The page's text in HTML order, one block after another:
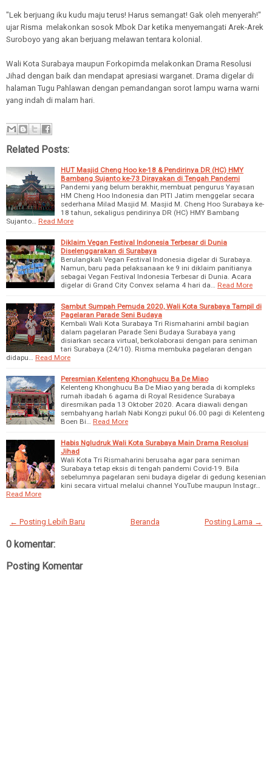
"Lek berjuang iku kudu maju terus! Harus semangat! Gak oleh menyerah!"
ujar Risma melakonkan sosok Mbok Dar ketika menyemangati Arek-Arek
Suroboyo yang akan berjuang melawan tentara kolonial.
Wali Kota Surabaya maupun Forkopimda melakonkan Drama Resolusi
Jihad dengan baik dan mendapat apresiasi warganet. Drama digelar di
halaman Tugu Pahlawan dengan pemandangan sorot lampu warna warni
yang indah di malam hari.
Related Posts:
HUT Masjid Cheng Hoo ke-18 & Pendirinya DR (HC) HMY
Bambang Sujanto ke-73 Dirayakan di Tengah Pandemi
Pandemi yang belum berakhir, membuat pengurus Yayasan
HM Cheng Hoo Indonesia dan PITI Jatim menggelar secara
sederhana Milad Masjid M. Masjid M. Cheng Hoo Surabaya ke-
18 tahun, sekaligus pendirinya DR (HC) HMY Bambang
Sujanto…
Read More
Diklaim Vegan Festival Indonesia Terbesar di Dunia
Diselenggarakan di Surabaya
Berulangkali Vegan Festival Indonesia digelar di Surabaya.
Namun, baru pada pelaksanaan ke 9 ini diklaim panitianya
sebagai Vegan Festival Indonesia Terbesar di Dunia. Acara
digelar di Grand City Convex selama 4 hari da…
Read More
Sambut Sumpah Pemuda 2020, Wali Kota Surabaya Tampil di
Pagelaran Parade Seni Budaya
Kembali Wali Kota Surabaya Tri Rismaharini ambil bagian
dalam pagelaran Parade Seni Budaya Surabaya yang
disiarkan secara virtual, berkolaborasi dengan para seniman
tari Surabaya (24/10). Risma membuka pagelaran dengan
didapu…
Read More
Peresmian Kelenteng Khonghucu Ba De Miao
Kelenteng Khonghucu Ba De Miao yang berada di kompleks
rumah ibadah 6 agama di Royal Residence Surabaya
diresmikan pada 13 Oktober 2020. Acara diawali dengan
sembahyang harlah Nabi Kongzi pukul 06.00 pagi di Kelenteng
Boen Bi…
Read More
Habis Ngludruk Wali Kota Surabaya Main Drama Resolusi
Jihad
Wali Kota Tri Rismaharini berusaha agar para seniman
Surabaya tetap eksis di tengah pandemi Covid-19. Bila
sebelumnya pagelaran seni budaya digelar di gedung kesenian
kini secara virtual melalui channel YouTube maupun Instagr…
Read More
← Posting Lebih Baru Posting Lama →
Beranda
0 komentar:
Posting Komentar